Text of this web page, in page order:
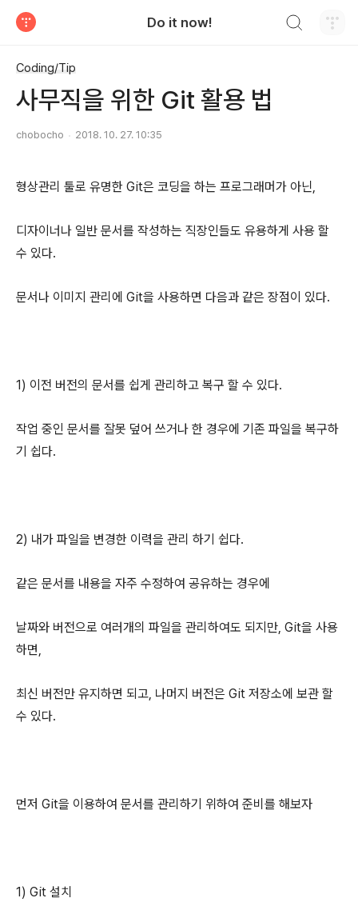
Do it now!
Coding/Tip
사무직을 위한 Git 활용 법
chobocho 2018. 10. 27. 10:35
형상관리 툴로 유명한 Git은 코딩을 하는 프로그래머가 아닌,
디자이너나 일반 문서를 작성하는 직장인들도 유용하게 사용 할
수 있다.
문서나 이미지 관리에 Git을 사용하면 다음과 같은 장점이 있다.
1) 이전 버전의 문서를 쉽게 관리하고 복구 할 수 있다.
작업 중인 문서를 잘못 덮어 쓰거나 한 경우에 기존 파일을 복구하
기 쉽다.
2) 내가 파일을 변경한 이력을 관리 하기 쉽다.
같은 문서를 내용을 자주 수정하여 공유하는 경우에
날짜와 버전으로 여러개의 파일을 관리하여도 되지만, Git을 사용
하면,
최신 버전만 유지하면 되고, 나머지 버전은 Git 저장소에 보관 할
수 있다.
먼저 Git을 이용하여 문서를 관리하기 위하여 준비를 해보자
1) Git 설치